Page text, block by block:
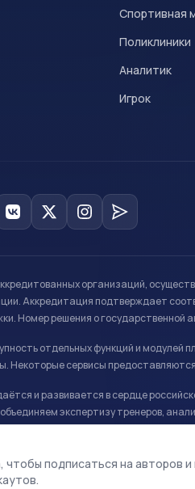
чтобы подписаться на авторов
Спортивная
Поликлиники
Аналитик
Игрок
организаций,
Аккредитация подтверждает
Номер решения о государственной
отдельных функций и модулей
Некоторые сервисы
и развивается в сердце
экспертизу тренеров,
«Лужники», Большая